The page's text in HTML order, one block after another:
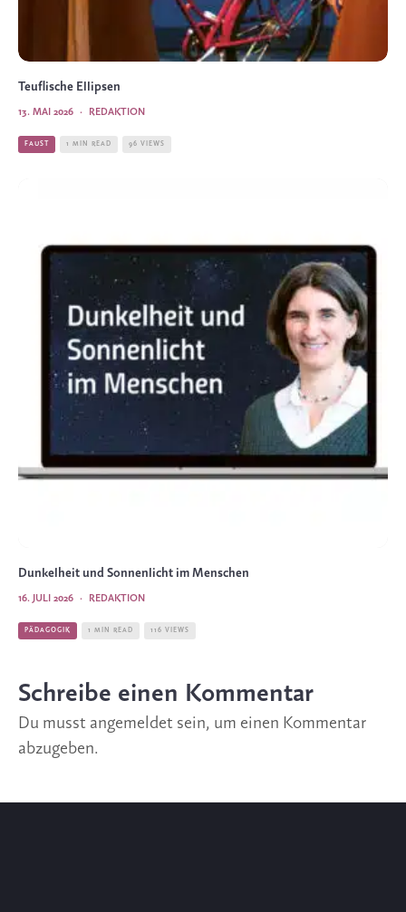
Teuflische Ellipsen
REDAKTION
·
13. MAI 2026
FAUST 1 MIN READ 96 VIEWS
Dunkelheit und Sonnenlicht im Menschen
REDAKTION
·
16. JULI 2026
PÄDAGOGIK 1 MIN READ 116 VIEWS
Schreibe einen Kommentar
Du musst angemeldet sein, um einen Kommentar
abzugeben.